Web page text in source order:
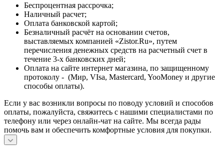
Беспроцентная рассрочка;
Наличный расчет;
Оплата банковской картой;
Безналичный расчёт на основании счетов,
выставляемых компанией «Zistor.Ru», путем
перечисления денежных средств на расчетный счет в
течение 3-х банковских дней;
Оплата на сайте интернет магазина, по защищенному
протоколу - (Мир, VIsa, Mastercard, YooMoney и другие
способы оплаты).
Если у вас возникли вопросы по поводу условий и способов
оплаты, пожалуйста, свяжитесь с нашими специалистами по
телефону или через онлайн-чат на сайте. Мы всегда рады
помочь вам и обеспечить комфортные условия для покупки.